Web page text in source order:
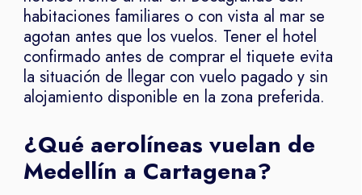
habitaciones familiares o con vista al mar se
agotan antes que los vuelos. Tener el hotel
confirmado antes de comprar el tiquete evita
la situación de llegar con vuelo pagado y sin
alojamiento disponible en la zona preferida.
¿Qué aerolíneas vuelan de
Medellín a Cartagena?